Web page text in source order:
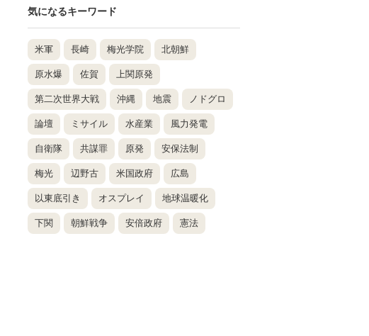
気になるキーワード
米軍 長崎 梅光学院 北朝鮮
原水爆 佐賀 上関原発
第二次世界大戦 沖縄 地震 ノドグロ
論壇 ミサイル 水産業 風力発電
自衛隊 共謀罪 原発 安保法制
梅光 辺野古 米国政府 広島
以東底引き オスプレイ 地球温暖化
下関 朝鮮戦争 安倍政府 憲法